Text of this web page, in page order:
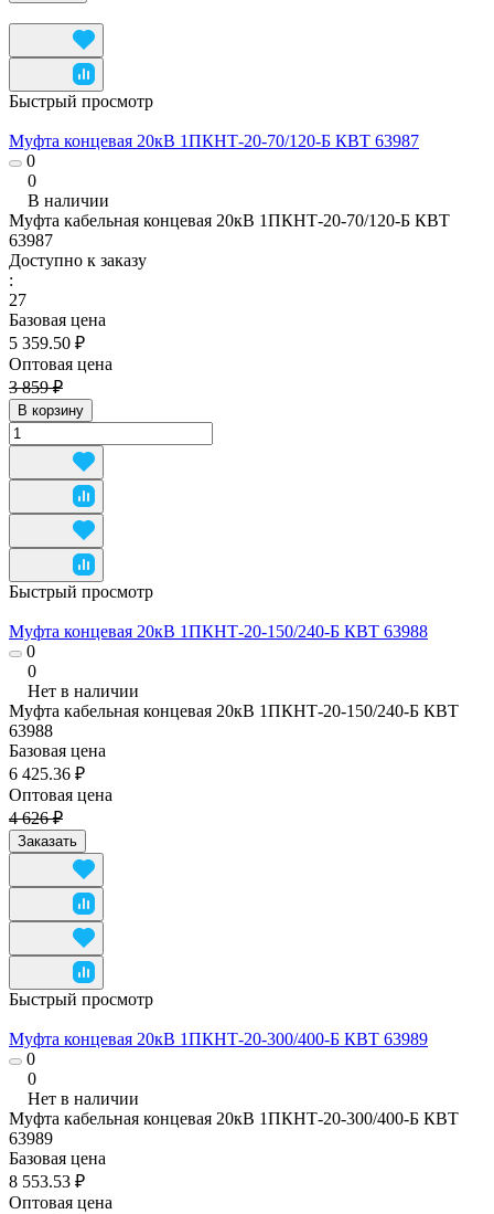
Быстрый просмотр
Муфта концевая 20кВ 1ПКНТ-20-70/120-Б КВТ 63987
0
0
В наличии
Муфта кабельная концевая 20кВ 1ПКНТ-20-70/120-Б КВТ
63987
Доступно к заказу
:
27
Базовая цена
5 359.50 ₽
Оптовая цена
3 859 ₽
В корзину
Быстрый просмотр
Муфта концевая 20кВ 1ПКНТ-20-150/240-Б КВТ 63988
0
0
Нет в наличии
Муфта кабельная концевая 20кВ 1ПКНТ-20-150/240-Б КВТ
63988
Базовая цена
6 425.36 ₽
Оптовая цена
4 626 ₽
Заказать
Быстрый просмотр
Муфта концевая 20кВ 1ПКНТ-20-300/400-Б КВТ 63989
0
0
Нет в наличии
Муфта кабельная концевая 20кВ 1ПКНТ-20-300/400-Б КВТ
63989
Базовая цена
8 553.53 ₽
Оптовая цена